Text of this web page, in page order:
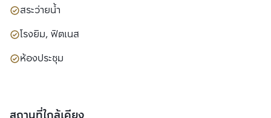
สระว่ายน้ำ
โรงยิม, ฟิตเนส
ห้องประชุม